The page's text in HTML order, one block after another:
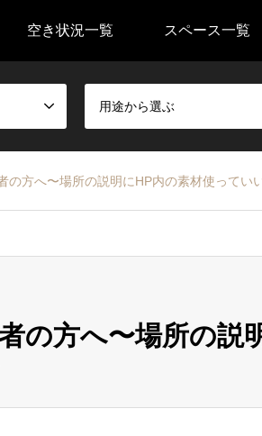
空き状況一覧 スペース一覧
用途から選ぶ
の方へ〜場所の説明にHP内の素材使ってい
の方へ〜場所の説